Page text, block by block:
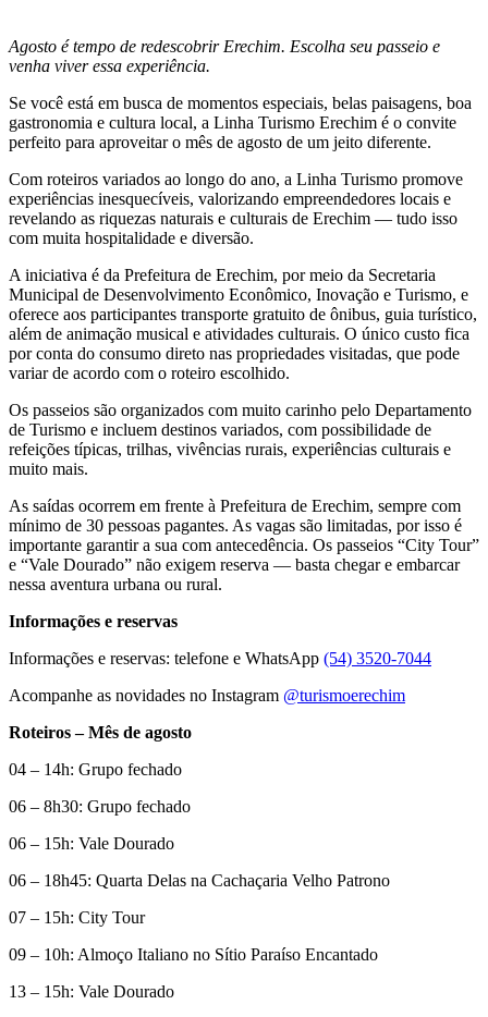
Agosto é tempo de redescobrir Erechim. Escolha seu passeio e
venha viver essa experiência.
Se você está em busca de momentos especiais, belas paisagens, boa
gastronomia e cultura local, a Linha Turismo Erechim é o convite
perfeito para aproveitar o mês de agosto de um jeito diferente.
Com roteiros variados ao longo do ano, a Linha Turismo promove
experiências inesquecíveis, valorizando empreendedores locais e
revelando as riquezas naturais e culturais de Erechim — tudo isso
com muita hospitalidade e diversão.
A iniciativa é da Prefeitura de Erechim, por meio da Secretaria
Municipal de Desenvolvimento Econômico, Inovação e Turismo, e
oferece aos participantes transporte gratuito de ônibus, guia turístico,
além de animação musical e atividades culturais. O único custo fica
por conta do consumo direto nas propriedades visitadas, que pode
variar de acordo com o roteiro escolhido.
Os passeios são organizados com muito carinho pelo Departamento
de Turismo e incluem destinos variados, com possibilidade de
refeições típicas, trilhas, vivências rurais, experiências culturais e
muito mais.
As saídas ocorrem em frente à Prefeitura de Erechim, sempre com
mínimo de 30 pessoas pagantes. As vagas são limitadas, por isso é
importante garantir a sua com antecedência. Os passeios “City Tour”
e “Vale Dourado” não exigem reserva — basta chegar e embarcar
nessa aventura urbana ou rural.
Informações e reservas
Informações e reservas: telefone e WhatsApp (54) 3520-7044
Acompanhe as novidades no Instagram @turismoerechim
Roteiros – Mês de agosto
04 – 14h: Grupo fechado
06 – 8h30: Grupo fechado
06 – 15h: Vale Dourado
06 – 18h45: Quarta Delas na Cachaçaria Velho Patrono
07 – 15h: City Tour
09 – 10h: Almoço Italiano no Sítio Paraíso Encantado
13 – 15h: Vale Dourado